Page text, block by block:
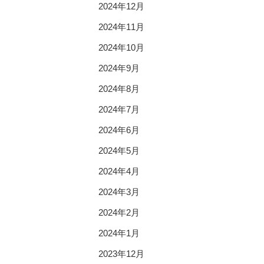
2024年12月
2024年11月
2024年10月
2024年9月
2024年8月
2024年7月
2024年6月
2024年5月
2024年4月
2024年3月
2024年2月
2024年1月
2023年12月